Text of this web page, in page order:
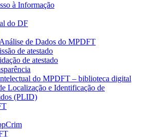
à Informação
do DF
de Dados do MPDFT
de atestado
de atestado
do MPDFT – biblioteca digital
Localização e Identificação de
(PLID)